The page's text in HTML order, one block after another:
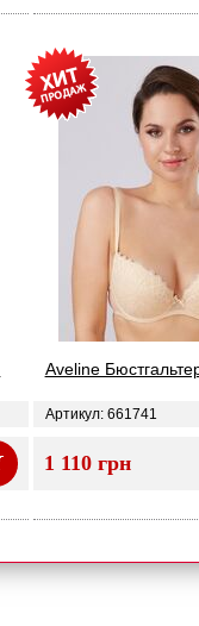
Aveline
Артикул: 661741
1 110 грн